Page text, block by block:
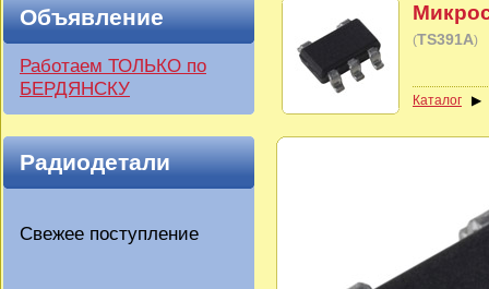
Объявление
Работаем ТОЛЬКО по
БЕРДЯНСКУ
Радиодетали
Свежее поступление
(TS391A)
Каталог